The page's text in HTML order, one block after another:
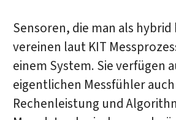
Sensoren, die man als
vereinen laut KIT
einem System. Sie verfügen
eigentlichen Messfühler
Rechenleistung und